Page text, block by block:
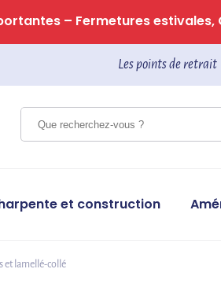
– Fermetures estivales,
Les points de retrait
et construction
et lamellé-collé